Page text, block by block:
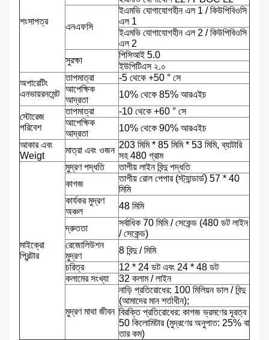
শংসাপত্র
এনএফসি
ইএমভি যোগাযোগহীন এল 1 / কিউপিবিওসি
এল 1
ইএমভি যোগাযোগহীন এল 2 / কিউপিবিওসি
এল 2
সুরক্ষা
পিসিআই 5.0
ইউপিটিএস ২.০
অপারেটিং
এনভায়রনমেন্ট
তাপমাত্রা
-5 থেকে +50 ° সে
আপেক্ষিক
আদ্রতা
10% থেকে 85% আরএইচ
স্টোরেজ
পরিবেশ
তাপমাত্রা
-10 থেকে +60 ° সে
আপেক্ষিক
আদ্রতা
10% থেকে 90% আরএইচ
আকার এবং
Weigt
মাত্রা এবং ওজন
203 মিমি * 85 মিমি * 53 মিমি, ব্যাটারি
সহ 480 গ্রাম
মাইক্রো
প্রিন্টার
মুদ্রণ পদ্ধতি
তাপীয় লাইন বিন্দু পদ্ধতি
কাগজ
তাপীয় রোল পেপার (স্ট্যান্ডার্ড) 57 * 40
মিমি
কার্যকর মুদ্রণ
অঞ্চল
48 মিমি
দ্রুততা
সর্বাধিক 70 মিমি / সেকেন্ড (480 ডট লাইন
/ সেকেন্ড)
রেজোলিউশন
মুদ্রণ
8 বিন্দু / মিমি
চরিত্র
12 * 24 ডট এবং 24 * 48 ডট
কলামের সংখ্যা
32 কলাম / লাইন
মুদ্রণ মাথা জীবন
নাড়ি প্রতিরোধের: 100 মিলিয়ন ডাল / বিন্দু
(আমাদের মান শর্তাধীন);
বিরক্তি প্রতিরোধের: কাগজ ভ্রমণের দূরত্ব
50 কিলোমিটার (মুদ্রণের অনুপাত: 25% বা
তার কম)